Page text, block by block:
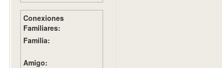
Conexiones
Familiares:
Familia:
Amigo: